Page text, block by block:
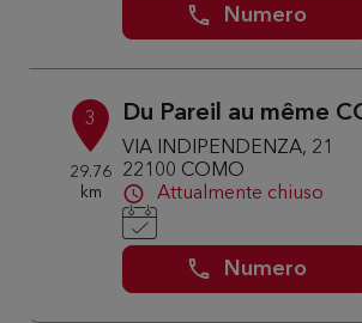
Numero
3
29.76
km
Du Pareil au même
VIA INDIPENDENZA, 21
22100 COMO
Attualmente chiuso
Numero